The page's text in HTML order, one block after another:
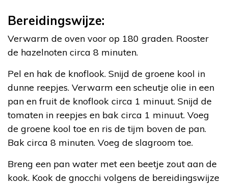
Bereidingswijze:
Verwarm de oven voor op 180 graden. Rooster
de hazelnoten circa 8 minuten.
Pel en hak de knoflook. Snijd de groene kool in
dunne reepjes. Verwarm een scheutje olie in een
pan en fruit de knoflook circa 1 minuut. Snijd de
tomaten in reepjes en bak circa 1 minuut. Voeg
de groene kool toe en ris de tijm boven de pan.
Bak circa 8 minuten. Voeg de slagroom toe.
Breng een pan water met een beetje zout aan de
kook. Kook de gnocchi volgens de bereidingswijze